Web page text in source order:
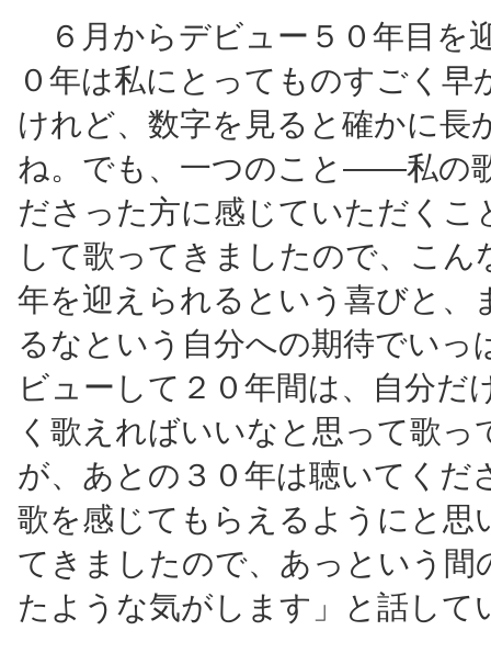
６月からデビュー５０年目を
０年は私にとってものすごく早
けれど、数字を見ると確かに長
ね。でも、一つのこと――私の
ださった方に感じていただく
して歌ってきましたので、こん
年を迎えられるという喜びと、
るなという自分への期待でいっ
ビューして２０年間は、自分だ
く歌えればいいなと思って歌っ
が、あとの３０年は聴いてくだ
歌を感じてもらえるようにと思
てきましたので、あっという間
たような気がします」と話して